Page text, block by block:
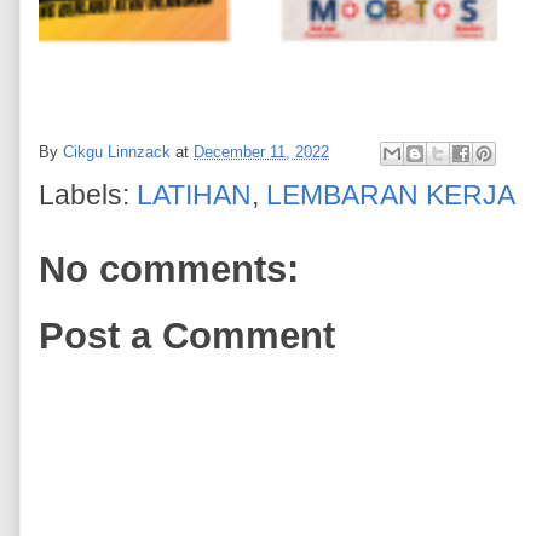
By Cikgu Linnzack at December 11, 2022
Labels: LATIHAN, LEMBARAN KERJA
No comments:
Post a Comment